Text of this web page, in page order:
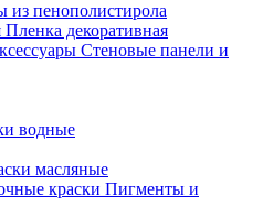
из пенополистирола
Пленка декоративная
Стеновые панели и
водные
масляные
Пигменты и